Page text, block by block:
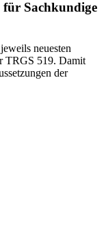
für Sachkundige
neuesten
TRGS 519. Damit
der